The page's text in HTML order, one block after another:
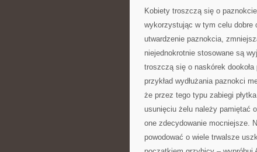
Kobiety troszczą się o
wykorzystując w tym celu dobre
utwardzenie paznokcia,
niejednokrotnie stosowane są
troszczą się o naskórek
przykład wydłużania paznokci
że przez tego typu zabiegi
usunięciu żelu należy pamiętać
one zdecydowanie mocniejsze.
powodować o wiele trwalsze